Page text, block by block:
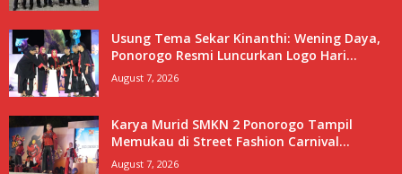
Usung Tema Sekar Kinanthi: Wening Daya,
Ponorogo Resmi Luncurkan Logo Hari...
August 7, 2026
Karya Murid SMKN 2 Ponorogo Tampil
Memukau di Street Fashion Carnival...
August 7, 2026